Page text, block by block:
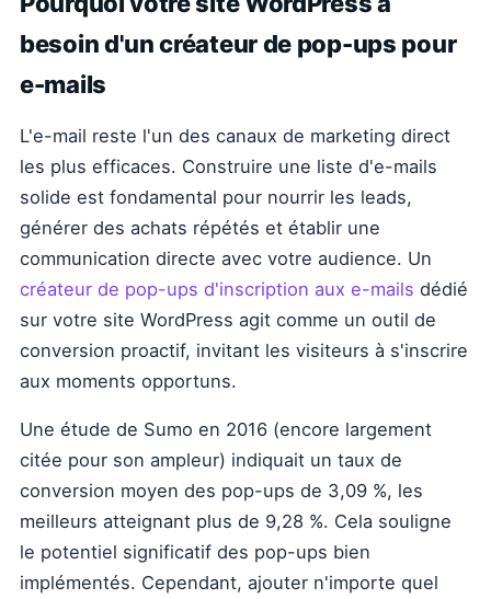
besoin d'un créateur de pop-ups pour
e-mails
L'e-mail reste l'un des canaux de marketing direct
les plus efficaces. Construire une liste d'e-mails
solide est fondamental pour nourrir les leads,
générer des achats répétés et établir une
communication directe avec votre audience. Un
créateur de pop-ups d'inscription aux e-mails dédié
sur votre site WordPress agit comme un outil de
conversion proactif, invitant les visiteurs à s'inscrire
aux moments opportuns.
Une étude de Sumo en 2016 (encore largement
citée pour son ampleur) indiquait un taux de
conversion moyen des pop-ups de 3,09 %, les
meilleurs atteignant plus de 9,28 %. Cela souligne
le potentiel significatif des pop-ups bien
implémentés. Cependant, ajouter n'importe quel